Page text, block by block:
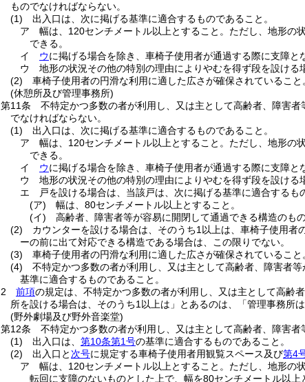
ものでなければならない。
(1)
出入口は、次に掲げる基準に適合するものであること。
ア
幅は、120センチメートル以上とすること。 ただし、地形の
できる。
イ
ウに掲げる場合を除き、車椅子使用者が通過する際に支障と
ウ
地形の状況その他の特別の理由によりやむを得ず段を設ける
(2)
車椅子使用者の円滑な利用に適した広さが確保されていること
(休憩所及び管理事務所)
第11条
不特定かつ多数の者が利用し、又は主として高齢者、障害
でなければならない。
(1)
出入口は、次に掲げる基準に適合するものであること。
ア
幅は、120センチメートル以上とすること。 ただし、地形の
できる。
イ
ウに掲げる場合を除き、車椅子使用者が通過する際に支障と
ウ
地形の状況その他の特別の理由によりやむを得ず段を設ける
エ
戸を設ける場合は、当該戸は、次に掲げる基準に適合するも
(ア)
幅は、80センチメートル以上とすること。
(イ)
高齢者、障害者等が容易に開閉して通過できる構造のもの
(2)
カウンターを設ける場合は、そのうち1以上は、車椅子使用者
ーの前に出て対応できる構造である場合は、この限りでない。
(3)
車椅子使用者の円滑な利用に適した広さが確保されていること
(4)
不特定かつ多数の者が利用し、又は主として高齢者、障害者
基準に適合するものであること。
2
前項の規定は、不特定かつ多数の者が利用し、又は主として高齢
所を設ける場合は、そのうち1以上は」とあるのは、「管理事務所
(野外劇場及び野外音楽堂)
第12条
不特定かつ多数の者が利用し、又は主として高齢者、障害
(1)
出入口は、 第10条第1号の基準に適合するものであること。
(2)
出入口と 次号に規定する車椅子使用者用観覧スペース及び第4
ア
幅は、120センチメートル以上とすること。 ただし、地形の
転回に支障のないものとした上で、幅を80センチメートル以上